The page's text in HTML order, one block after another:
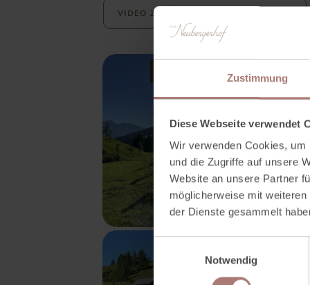
Zustimmung
Diese Webseite verwendet
Wir verwenden Cookies,
und die Zugriffe auf unsere
Website an unsere Partner
möglicherweise mit
der Dienste gesammelt
i
Notwendig
VIDEO ZUM SALZBURGER GIPFELSPIEL